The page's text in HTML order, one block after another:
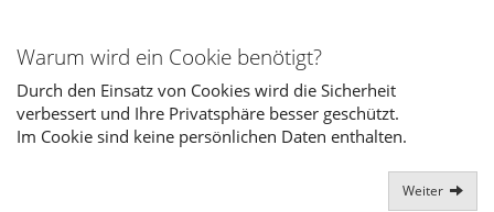
Warum wird ein Cookie benötigt?
Durch den Einsatz von Cookies wird die Sicherheit
verbessert und Ihre Privatsphäre besser geschützt.
Im Cookie sind keine persönlichen Daten enthalten.
Weiter